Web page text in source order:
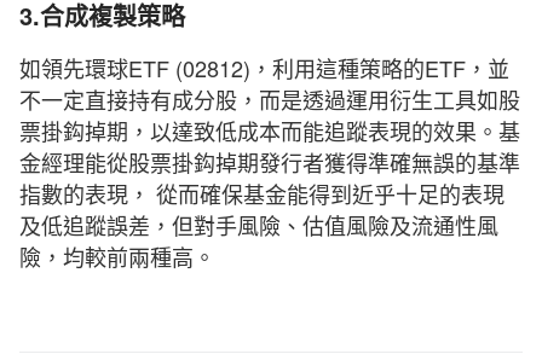
3.合成複製策略
如領先環球ETF (02812)，利用這種策略的ETF，並
不一定直接持有成分股，而是透過運用衍生工具如股
票掛鈎掉期，以達致低成本而能追蹤表現的效果。基
金經理能從股票掛鈎掉期發行者獲得準確無誤的基準
指數的表現， 從而確保基金能得到近乎十足的表現
及低追蹤誤差，但對手風險、估值風險及流通性風
險，均較前兩種高。